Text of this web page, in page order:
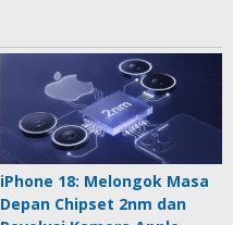
iPhone 18: Melongok Masa
Depan Chipset 2nm dan